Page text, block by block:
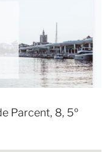
Parcent, 8, 5º